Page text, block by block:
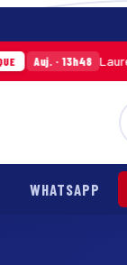
Auj. · 13h48
WHATSAPP